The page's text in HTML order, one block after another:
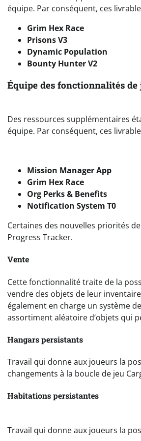
équipe. Par conséquent, ces
Grim Hex Race
Prisons V3
Dynamic Population
Bounty Hunter V2
Équipe des fonctionnalités de
Des ressources supplémentaires
équipe. Par conséquent, ces
Mission Manager App
Grim Hex Race
Org Perks & Benefits
Notification System T0
Certaines des nouvelles priorités
Progress Tracker.
Vente
Cette fonctionnalité traite de la
vendre des objets de leur
également en charge un système
assortiment aléatoire d’objets qui
Hangars persistants
Travail qui donne aux joueurs la
changements à la boucle de jeu
Habitations persistantes
Travail qui donne aux joueurs la